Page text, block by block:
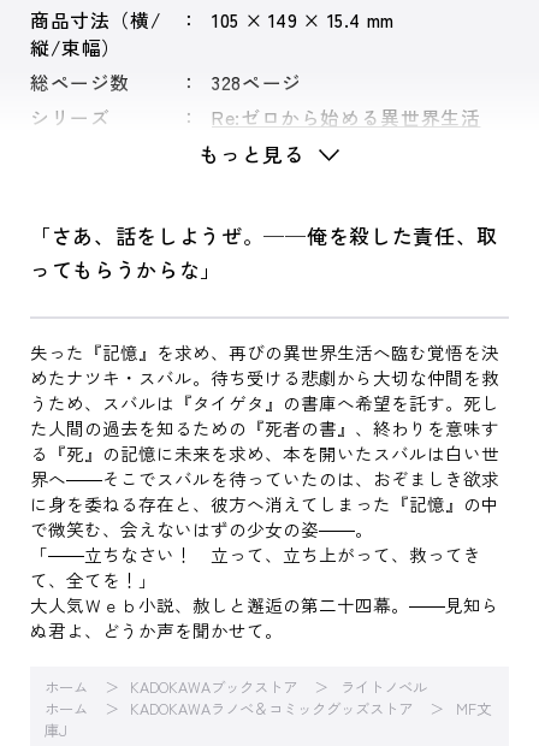
商品寸法（横/
縦/束幅）
105 × 149 × 15.4 mm
総ページ数
328ページ
シリーズ
Re:ゼロから始める異世界生活
もっと見る
「さあ、話をしようぜ。──俺を殺した責任、取
ってもらうからな」
失った『記憶』を求め、再びの異世界生活へ臨む覚悟を決
めたナツキ・スバル。待ち受ける悲劇から大切な仲間を救
うため、スバルは『タイゲタ』の書庫へ希望を託す。死し
た人間の過去を知るための『死者の書』、終わりを意味す
る『死』の記憶に未来を求め、本を開いたスバルは白い世
界へ――そこでスバルを待っていたのは、おぞましき欲求
に身を委ねる存在と、彼方へ消えてしまった『記憶』の中
で微笑む、会えないはずの少女の姿――。
「――立ちなさい！ 立って、立ち上がって、救ってき
て、全てを！」
大人気Ｗｅｂ小説、赦しと邂逅の第二十四幕。――見知ら
ぬ君よ、どうか声を聞かせて。
ホーム KADOKAWAブックストア
ライトノベル
ホーム
KADOKAWAラノベ＆コミックグッズストア
MF文
庫J